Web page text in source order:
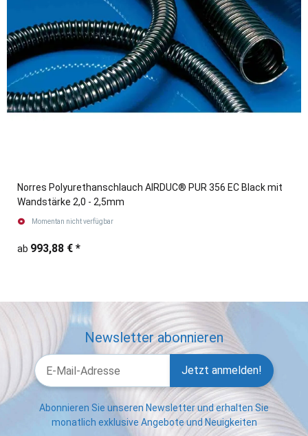
Norres Polyurethanschlauch AIRDUC® PUR 356 EC Black mit
Wandstärke 2,0 - 2,5mm
Momentan nicht verfügbar
ab 993,88 € *
Newsletter abonnieren
Jetzt anmelden!
Abonnieren Sie unseren Newsletter und erhalten Sie
monatlich exklusive Angebote und Neuigkeiten